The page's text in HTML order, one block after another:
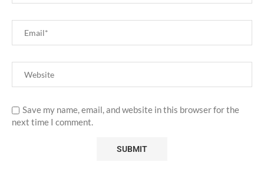
Save my name, email, and website in this browser for the
next time I comment.